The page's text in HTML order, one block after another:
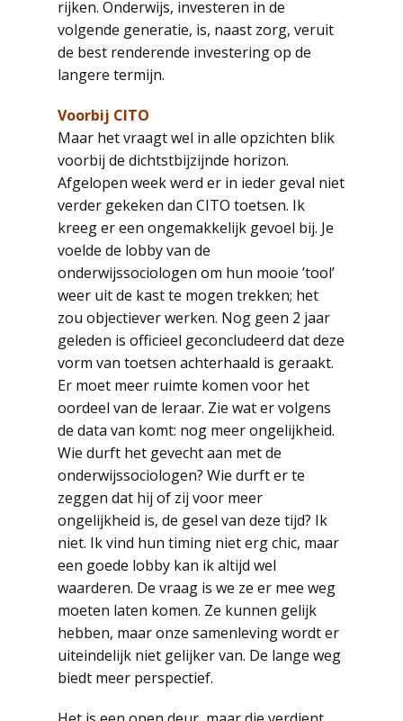
rijken. Onderwijs, investeren in de
volgende generatie, is, naast zorg, veruit
de best renderende investering op de
langere termijn.
Voorbij CITO
Maar het vraagt wel in alle opzichten blik
voorbij de dichtstbijzijnde horizon.
Afgelopen week werd er in ieder geval niet
verder gekeken dan CITO toetsen. Ik
kreeg er een ongemakkelijk gevoel bij. Je
voelde de lobby van de
onderwijssociologen om hun mooie ’tool’
weer uit de kast te mogen trekken; het
zou objectiever werken. Nog geen 2 jaar
geleden is officieel geconcludeerd dat deze
vorm van toetsen achterhaald is geraakt.
Er moet meer ruimte komen voor het
oordeel van de leraar. Zie wat er volgens
de data van komt: nog meer ongelijkheid.
Wie durft het gevecht aan met de
onderwijssociologen? Wie durft er te
zeggen dat hij of zij voor meer
ongelijkheid is, de gesel van deze tijd? Ik
niet. Ik vind hun timing niet erg chic, maar
een goede lobby kan ik altijd wel
waarderen. De vraag is we ze er mee weg
moeten laten komen. Ze kunnen gelijk
hebben, maar onze samenleving wordt er
uiteindelijk niet gelijker van. De lange weg
biedt meer perspectief.